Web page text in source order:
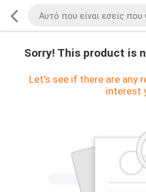
Sorry! This product is
Let's see if there are any
interest